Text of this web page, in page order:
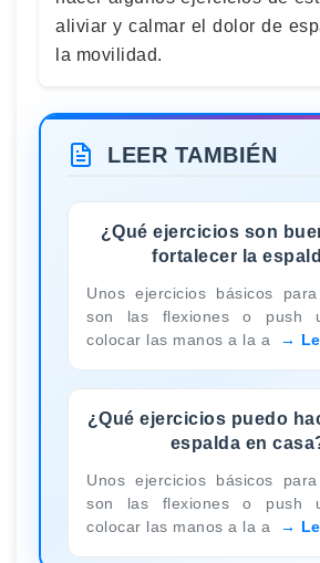
aliviar y calmar el dolor de
la movilidad.
LEER TAMBIÉN
¿Qué ejercicios son
fortalecer la
Unos ejercicios básicos
son las flexiones o push
colocar las manos a la a
¿Qué ejercicios puedo
espalda en
Unos ejercicios básicos
son las flexiones o push
colocar las manos a la a